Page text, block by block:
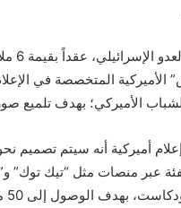
الأميركية المتخصصة في
الأميركي؛ بهدف تلميع
عبر منصات مثل “تيك توك”